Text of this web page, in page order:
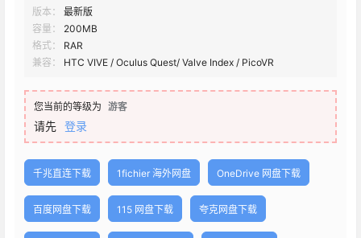
版本：
最新版
容量：
200MB
格式：
RAR
兼容：
HTC VIVE / Oculus Quest/ Valve Index / PicoVR
您当前的等级为 游客
请先 登录
千兆直连下载 1fichier 海外网盘 OneDrive 网盘下载
百度网盘下载 115 网盘下载 夸克网盘下载